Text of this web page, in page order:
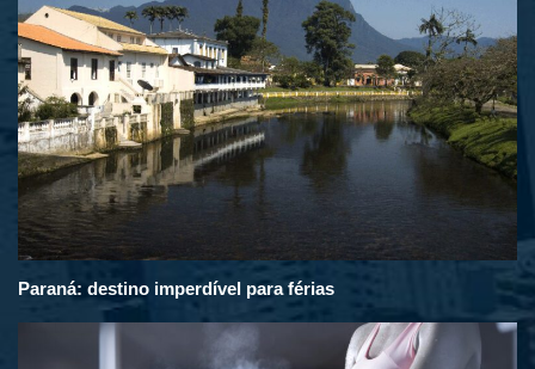
Paraná: destino imperdível para férias